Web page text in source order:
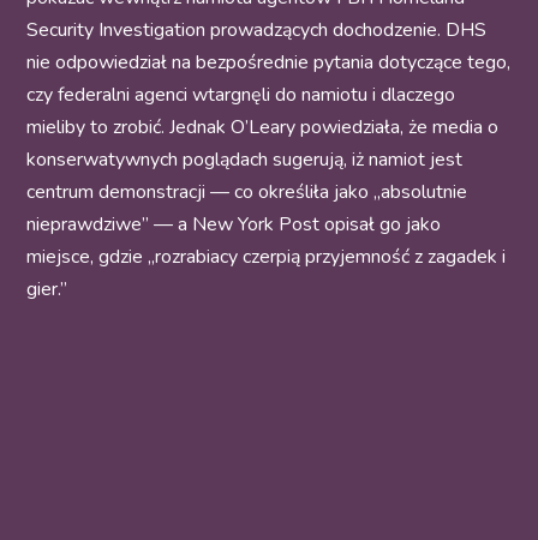
Security Investigation prowadzących dochodzenie. DHS
nie odpowiedział na bezpośrednie pytania dotyczące tego,
czy federalni agenci wtargnęli do namiotu i dlaczego
mieliby to zrobić. Jednak O’Leary powiedziała, że media o
konserwatywnych poglądach sugerują, iż namiot jest
centrum demonstracji — co określiła jako „absolutnie
nieprawdziwe” — a New York Post opisał go jako
miejsce, gdzie „rozrabiacy czerpią przyjemność z zagadek i
gier.”